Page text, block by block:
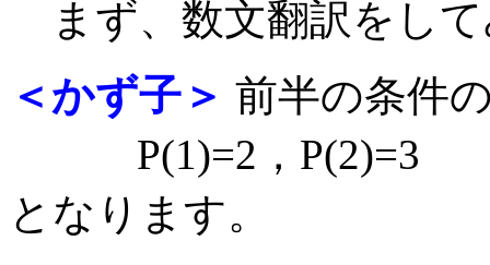
まず、数文翻訳をし
＜かず子＞ 前半の条件
P(1)=2，P(2)=3
となります。